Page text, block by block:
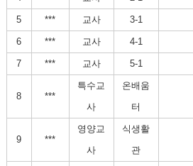
5 *** 교사 3-1
6 *** 교사 4-1
7 *** 교사 5-1
8 ***
특수교
사
온배움
터
9 ***
영양교
사
식생활
관